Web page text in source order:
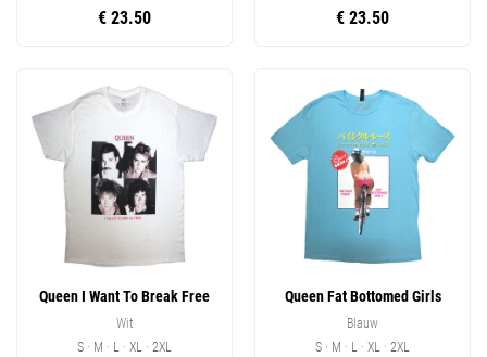
€ 23.50 € 23.50
Queen I Want To Break Free
Wit
S · M · L · XL · 2XL
Queen Fat Bottomed Girls
Blauw
S · M · L · XL · 2XL